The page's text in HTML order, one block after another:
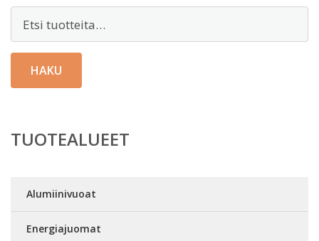
HAKU
TUOTEALUEET
Alumiinivuoat
Energiajuomat